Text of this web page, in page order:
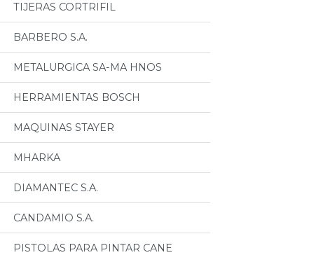
TIJERAS CORTRIFIL
BARBERO S.A.
METALURGICA SA-MA HNOS
HERRAMIENTAS BOSCH
MAQUINAS STAYER
MHARKA
DIAMANTEC S.A.
CANDAMIO S.A.
PISTOLAS PARA PINTAR CANE